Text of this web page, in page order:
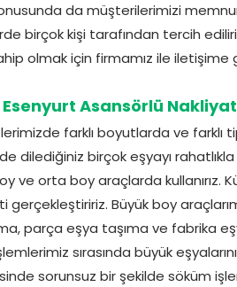
da müşterilerimizi
birçok kişi tarafından tercih
olmak için firmamız ile iletişime
Esenyurt Asansörlü
farklı boyutlarda ve farklı
dilediğiniz birçok eşyayı
ve orta boy araçlarda kullanırız.
Büyük boy
parça eşya taşıma ve fabrika
sırasında büyük
sorunsuz bir şekilde söküm